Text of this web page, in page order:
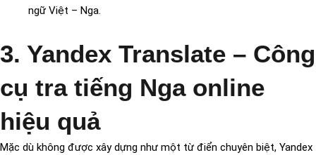
ngữ Việt – Nga.
3. Yandex Translate – Công
cụ tra tiếng Nga online
hiệu quả
Mặc dù không được xây dựng như một từ điển chuyên biệt, Yandex